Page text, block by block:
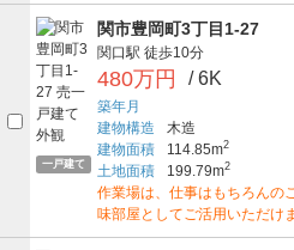
一戸建て
関市豊岡町3丁目1-27
関口駅 徒歩10分
480万円 / 6K
築年月
建物構造
木造
建物面積
114.85m2
土地面積 199.79m2
作業場は、仕事はもちろんの
味部屋としてご活用いただけ